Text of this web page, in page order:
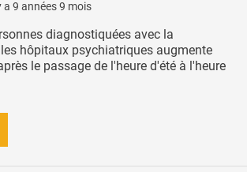
a 9 années 9 mois
diagnostiquées avec la
hôpitaux psychiatriques augmente
le passage de l'heure d'été à l'heure